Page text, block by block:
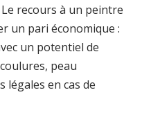
recours à un peintre
un pari économique :
un potentiel de
peau
légales en cas de